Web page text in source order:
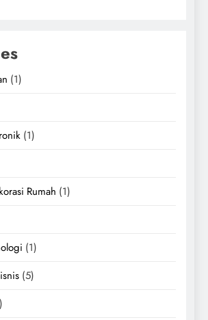
(1)
(1)
Rumah (1)
(1)
(5)